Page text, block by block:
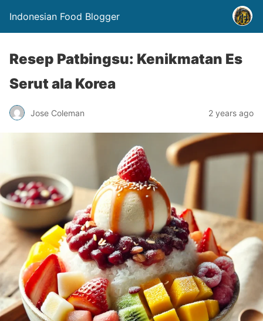
Indonesian Food Blogger
Resep Patbingsu: Kenikmatan Es
Serut ala Korea
Jose Coleman 2 years ago